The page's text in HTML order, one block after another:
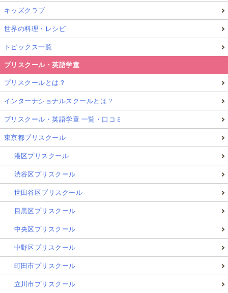
キッズクラブ
世界の料理・レシピ
トピックス一覧
プリスクール・英語学童
プリスクールとは？
インターナショナルスクールとは？
プリスクール・英語学童 一覧・口コミ
東京都プリスクール
港区プリスクール
渋谷区プリスクール
世田谷区プリスクール
目黒区プリスクール
中央区プリスクール
中野区プリスクール
町田市プリスクール
立川市プリスクール